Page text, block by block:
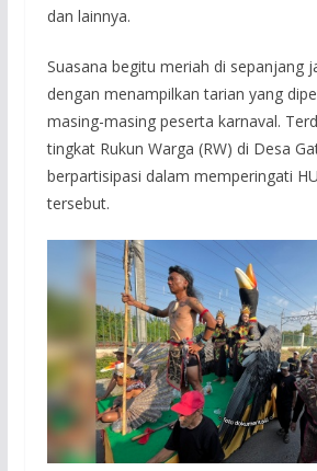
dan lainnya.
Suasana begitu meriah di sepanjang
dengan menampilkan tarian yang
masing-masing peserta karnaval.
tingkat Rukun Warga (RW) di Desa
berpartisipasi dalam memperingati
tersebut.